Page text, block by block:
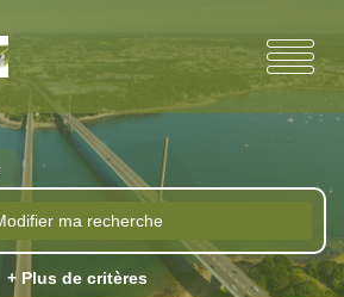
ma recherche
+ Plus de critères